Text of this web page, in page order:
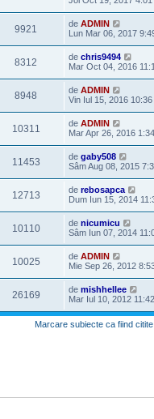
9921 de ADMIN
Lun Mar 06, 2017
8312 de chris9494
Mar Oct 04, 2016
8948 de ADMIN
Vin Iul 15, 2016
10311 de ADMIN
Mar Apr 26, 2016
11453 de gaby508
Sâm Aug 08, 2015
12713 de rebosapca
Dum Iun 15, 2014
10110 de nicumicu
Sâm Iun 07, 2014
10025 de ADMIN
Mie Sep 26, 2012
26169 de mishhellee
Mar Iul 10, 2012
Marcare subiecte ca fiind citite